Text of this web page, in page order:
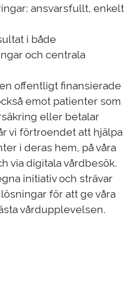
ansvarsfullt, enkelt
i både
och centrala
offentligt finansierade
emot patienter som
eller betalar
vi förtroendet att hjälpa
i deras hem, på våra
via digitala vårdbesök.
initiativ och strävar
för att ge våra
vårdupplevelsen.